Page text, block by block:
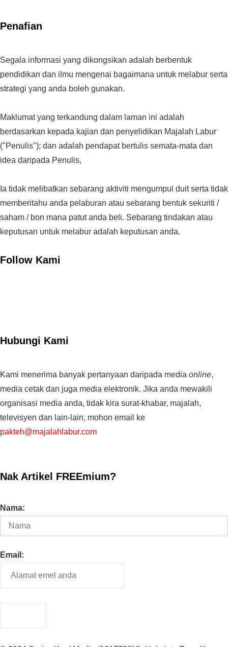
Penafian
Segala informasi yang dikongsikan adalah berbentuk
pendidikan dan ilmu mengenai bagaimana untuk melabur serta
strategi yang anda boleh gunakan.
Maklumat yang terkandung dalam laman ini adalah
berdasarkan kepada kajian dan penyelidikan Majalah Labur
("Penulis"); dan adalah pendapat bertulis semata-mata dan
idea daripada Penulis,
Ia tidak melibatkan sebarang aktiviti mengumpul duit serta tidak
memberitahu anda pelaburan atau sebarang bentuk sekuriti /
saham / bon mana patut anda beli. Sebarang tindakan atau
keputusan untuk melabur adalah keputusan anda.
Follow Kami
Hubungi Kami
Kami menerima banyak pertanyaan daripada media online,
media cetak dan juga media elektronik. Jika anda mewakili
organisasi media anda, tidak kira surat-khabar, majalah,
televisyen dan lain-lain, mohon email ke
pakteh@majalahlabur.com
Nak Artikel FREEmium?
Nama:
Email: